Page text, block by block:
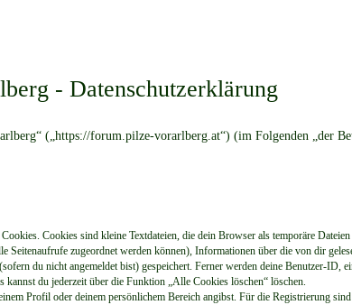
- Datenschutzerklärung
(„https://forum.pilze-vorarlberg.at“) (im Folgenden „der
Cookies sind kleine Textdateien, die dein Browser als temporäre
zugeordnet werden können), Informationen über die von dir
du nicht angemeldet bist) gespeichert. Ferner werden deine Benutzer-ID,
du jederzeit über die Funktion „Alle Cookies löschen“ löschen.
Profil oder deinem persönlichem Bereich angibst. Für die Registrierung